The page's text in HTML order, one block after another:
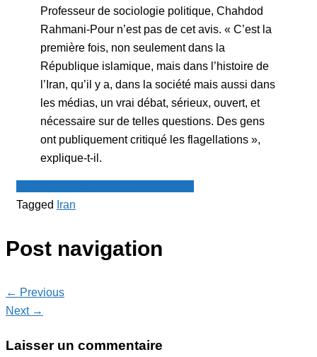
Professeur de sociologie politique, Chahdod
Rahmani-Pour n’est pas de cet avis. « C’est la
première fois, non seulement dans la
République islamique, mais dans l’histoire de
l’Iran, qu’il y a, dans la société mais aussi dans
les médias, un vrai débat, sérieux, ouvert, et
nécessaire sur de telles questions. Des gens
ont publiquement critiqué les flagellations »,
explique-t-il.
Tagged
Iran
Post navigation
← Previous
Next →
Laisser un commentaire